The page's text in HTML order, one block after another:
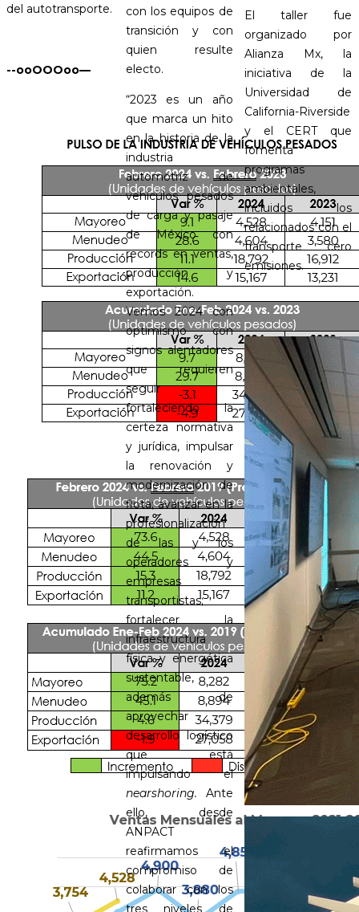
del autotransporte.
--ooOOOoo—
con los equipos de
transición y con
quien resulte
electo.
“2023 es un año
que marca un hito
en la historia de la
industria
automotriz de
vehículos pesados
de carga y pasaje
de México con
records en ventas,
producción y
exportación.
Vemos 2024 con
optimismo con
signos alentadores
que requieren
seguir
fortaleciendo la
certeza normativa
y jurídica, impulsar
la renovación y
modernización de
flota; avanzar en la
profesionalización
de las y los
operadores y
empresas
transportistas;
fortalecer la
infraestructura
física y energética
sustentable,
además de
aprovechar
desarrollo logístico
que está
impulsando el
nearshoring. Ante
ello, desde
ANPACT
reafirmamos el
compromiso de
colaborar con los
tres niveles de
El taller fue
organizado por
Alianza Mx, la
iniciativa de la
Universidad de
California-Riverside
y el CERT que
fomenta
programas
ambientales,
incluidos los
relacionados con el
transporte cero
emisiones.